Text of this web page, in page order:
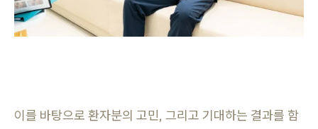
이를 바탕으로 환자분의 고민, 그리고 기대하는 결과를 함